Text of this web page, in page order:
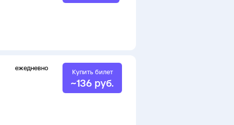
ежедневно Купить билет
~136 руб.